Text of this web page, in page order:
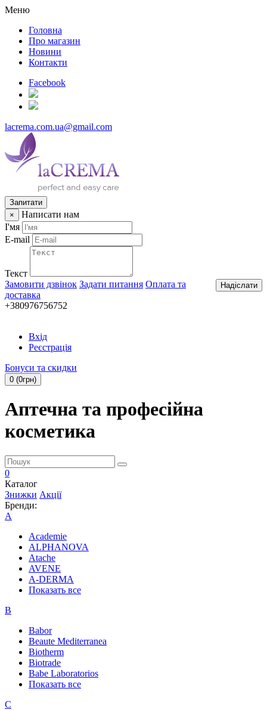
Меню
Головна
Про магазин
Новини
Контакти
Facebook
lacrema.com.ua@gmail.com
Запитати
×
Написати нам
І'мя
E-mail
Текст
Надіслати
Замовити дзвінок Задати питання Оплата та
доставка
+380976756752
Вхід
Реєстрація
Бонуси та скидки
0 (0грн)
Аптечна та професійна
косметика
0
Каталог
Знижки Акції
Бренди:
A
Academie
ALPHANOVA
Atache
AVENE
A-DERMA
Показать все
B
Babor
Beaute Mediterranea
Biotherm
Biotrade
Babe Laboratorios
Показать все
C